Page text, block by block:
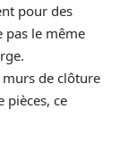
pour des
pas le même
murs de clôture
pièces, ce